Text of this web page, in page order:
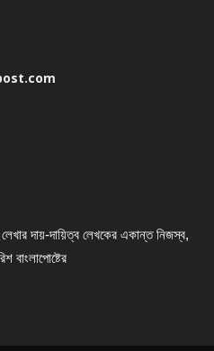
দায়-দায়িত্ব লেখকের একান্ত নিজস্ব,
বাংলাপোষ্টের